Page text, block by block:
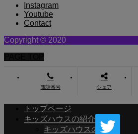
Instagram
Youtube
Contact
Copyright © 2020
電話番号 シェア
トップページ
キッズハウスの紹介
キッズハウスの紹介